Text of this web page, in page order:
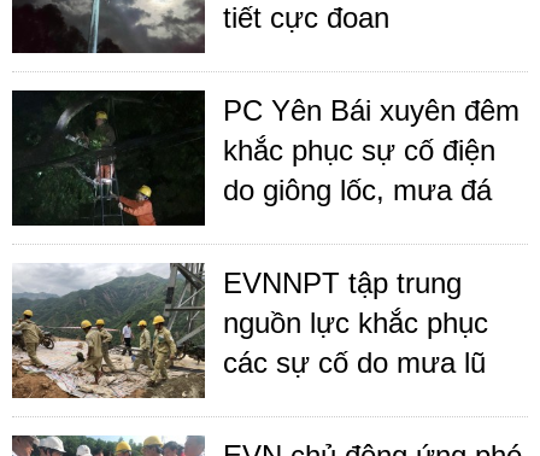
tiết cực đoan
PC Yên Bái xuyên đêm
khắc phục sự cố điện
do giông lốc, mưa đá
EVNNPT tập trung
nguồn lực khắc phục
các sự cố do mưa lũ